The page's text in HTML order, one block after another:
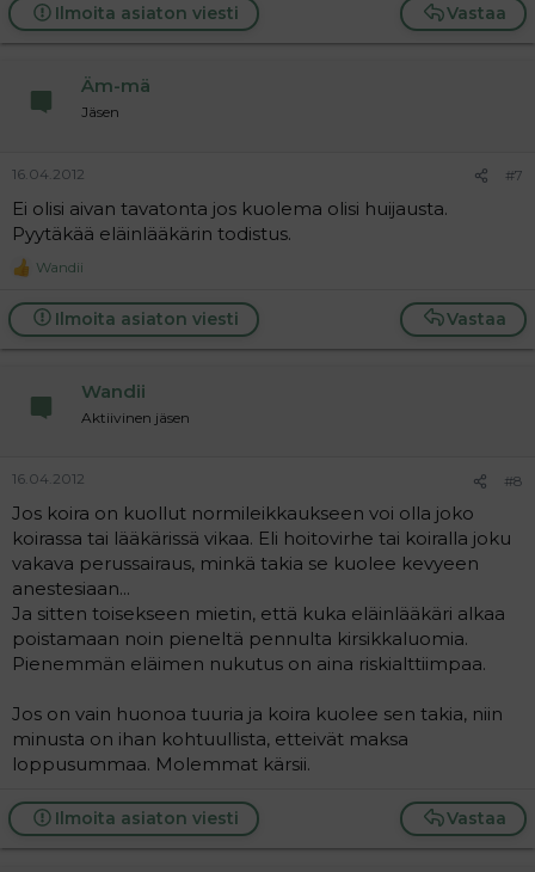
Vastaa
Ilmoita asiaton viesti
Äm-mä
Jäsen
16.04.2012 #7
Ei olisi aivan tavatonta jos kuolema olisi huijausta.
Pyytäkää eläinlääkärin todistus.
R
a
c
t
Wandii
Vastaa
Ilmoita asiaton viesti
Wandii
Aktiivinen jäsen
16.04.2012 #8
Jos koira on kuollut normileikkaukseen voi olla joko
koirassa tai lääkärissä vikaa. Eli hoitovirhe tai koiralla joku
vakava perussairaus, minkä takia se kuolee kevyeen
anestesiaan...
Ja sitten toisekseen mietin, että kuka eläinlääkäri alkaa
poistamaan noin pieneltä pennulta kirsikkaluomia.
Pienemmän eläimen nukutus on aina riskialttiimpaa.
Jos on vain huonoa tuuria ja koira kuolee sen takia, niin
minusta on ihan kohtuullista, etteivät maksa
loppusummaa. Molemmat kärsii.
Vastaa
Ilmoita asiaton viesti